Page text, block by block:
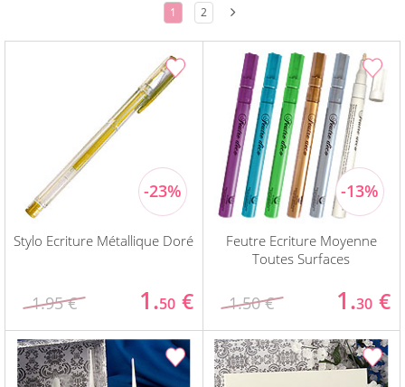
1 2
Stylo Ecriture Métallique Doré
1.95 € 1.50 €
Feutre Ecriture Moyenne
Toutes Surfaces
1.50 € 1.30 €